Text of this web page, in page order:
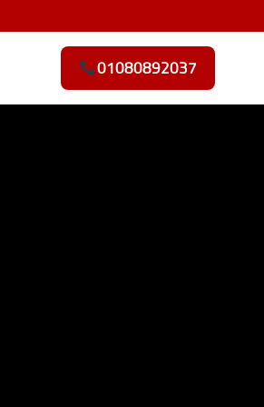
01080892037